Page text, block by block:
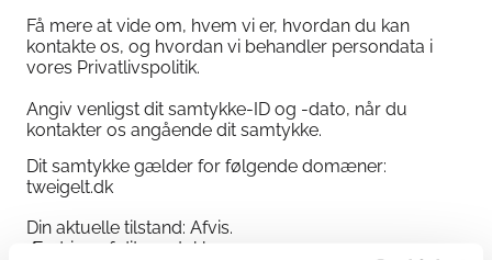
Få mere at vide om, hvem vi er, hvordan du kan
kontakte os, og hvordan vi behandler persondata i
vores Privatlivspolitik.
Angiv venligst dit samtykke-ID og -dato, når du
kontakter os angående dit samtykke.
Dit samtykke gælder for følgende domæner:
tweigelt.dk
Din aktuelle tilstand: Afvis.
Ændring af dit samtykke